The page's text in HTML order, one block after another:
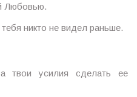
Любовью.
никто не видел раньше.
твои усилия сделать ее